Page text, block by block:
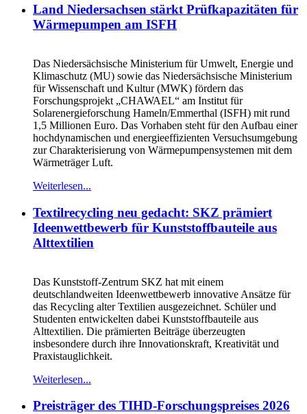
Land Niedersachsen stärkt Prüfkapazitäten für
Wärmepumpen am ISFH
Das Niedersächsische Ministerium für Umwelt, Energie und
Klimaschutz (MU) sowie das Niedersächsische Ministerium
für Wissenschaft und Kultur (MWK) fördern das
Forschungsprojekt „CHAWAEL“ am Institut für
Solarenergieforschung Hameln/Emmerthal (ISFH) mit rund
1,5 Millionen Euro. Das Vorhaben steht für den Aufbau einer
hochdynamischen und energieeffizienten Versuchsumgebung
zur Charakterisierung von Wärmepumpensystemen mit dem
Wärmeträger Luft.
Weiterlesen...
Textilrecycling neu gedacht: SKZ prämiert
Ideenwettbewerb für Kunststoffbauteile aus
Alttextilien
Das Kunststoff-Zentrum SKZ hat mit einem
deutschlandweiten Ideenwettbewerb innovative Ansätze für
das Recycling alter Textilien ausgezeichnet. Schüler und
Studenten entwickelten dabei Kunststoffbauteile aus
Alttextilien. Die prämierten Beiträge überzeugten
insbesondere durch ihre Innovationskraft, Kreativität und
Praxistauglichkeit.
Weiterlesen...
Preisträger des TIHD-Forschungspreises 2026